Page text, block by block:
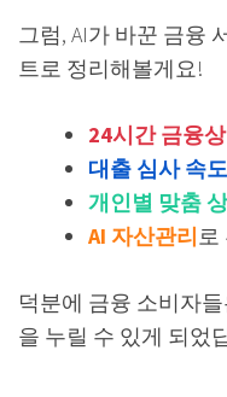
그럼, AI가 바꾼 금융
트로 정리해볼게요!
24시간 금융
대출 심사 속도
개인별 맞춤
AI 자산관리로
덕분에 금융 소비자
을 누릴 수 있게 되었